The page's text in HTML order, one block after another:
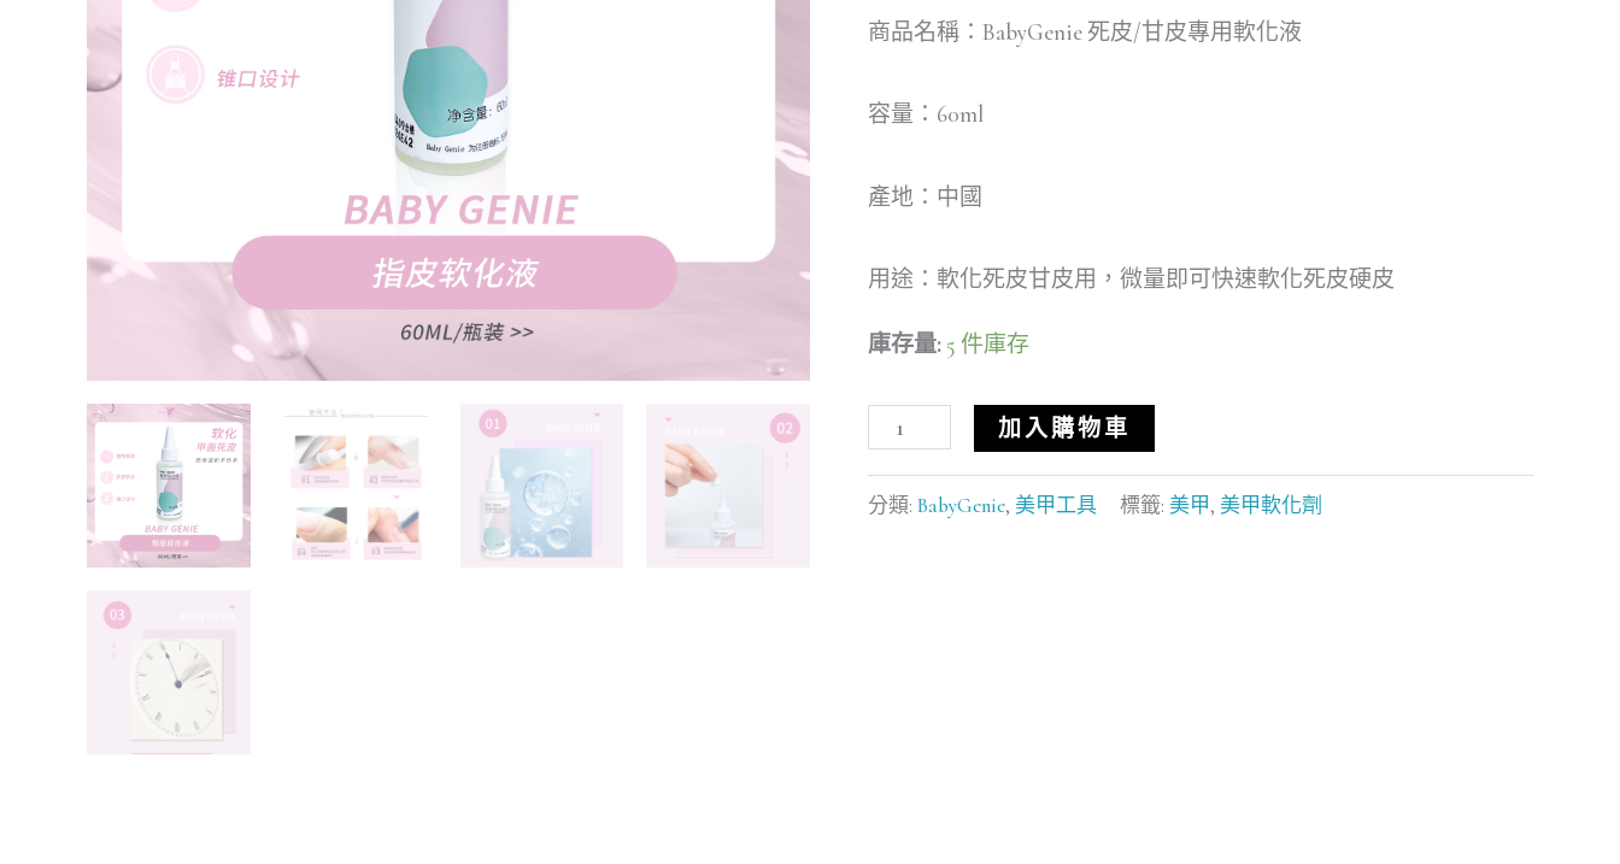
商品名稱：BabyGenie 死皮/甘皮專用軟化液
容量：60ml
產地：中國
用途：軟化死皮甘皮用，微量即可快速軟化死皮硬皮
庫存量: 5 件庫存
BabyGenie
皮/
皮
用
化
60ML
數
量
加入購物車
分類: BabyGenie, 美甲工具 標籤: 美甲, 美甲軟化劑